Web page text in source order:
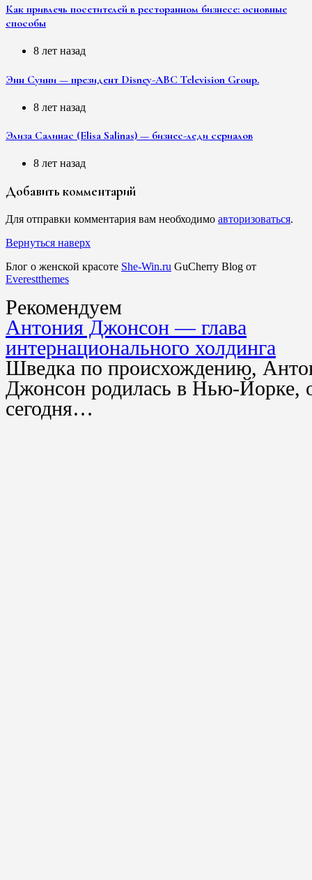
Как привлечь посетителей в ресторанном бизнесе: основные
способы
8 лет назад
Энн Суини — президент Disney-ABC Television Group.
8 лет назад
Элиза Салинас (Elisa Salinas) — бизнес-леди сериалов
8 лет назад
Добавить комментарий
Для отправки комментария вам необходимо авторизоваться.
Вернуться наверх
Блог о женской красоте She-Win.ru GuCherry Blog от
Everestthemes
Рекомендуем
Антония Джонсон — глава
интернационального холдинга
Шведка по происхождению,
Джонсон родилась в Нью-Йорке,
сегодня…